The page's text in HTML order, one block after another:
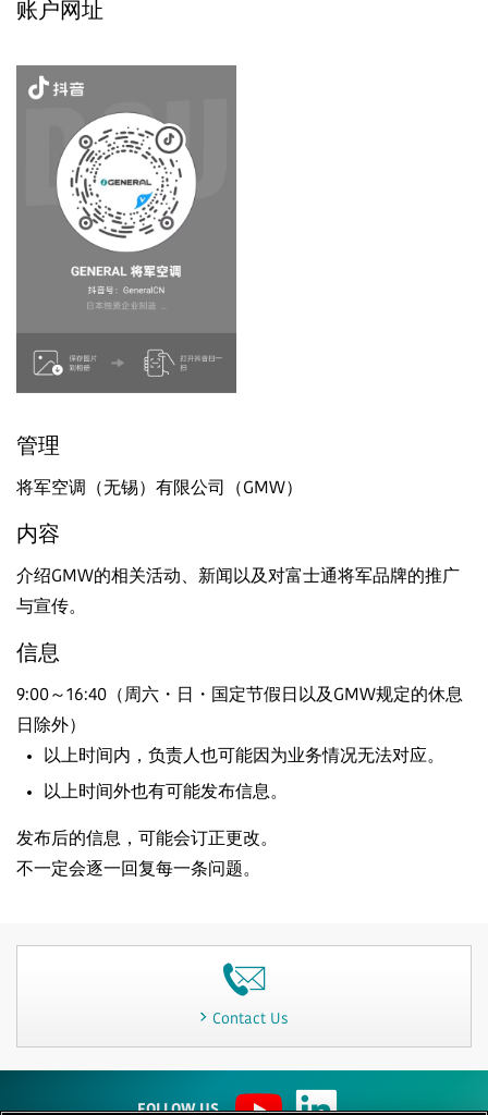
账户网址
管理
将军空调（无锡）有限公司（GMW）
内容
介绍GMW的相关活动、新闻以及对富士通将军品牌的推广
与宣传。
信息
9:00～16:40（周六・日・国定节假日以及GMW规定的休息
日除外）
以上时间内，负责人也可能因为业务情况无法对应。
以上时间外也有可能发布信息。
发布后的信息，可能会订正更改。
不一定会逐一回复每一条问题。
Contact Us
FOLLOW US